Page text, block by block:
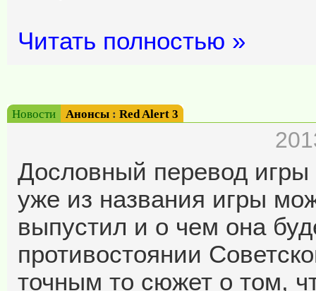
Читать полностью »
Новости Анонсы : Red Alert 3
Дословный перевод игры
уже из названия игры
выпустил и о чем она
противостоянии
точным то сюжет о том,